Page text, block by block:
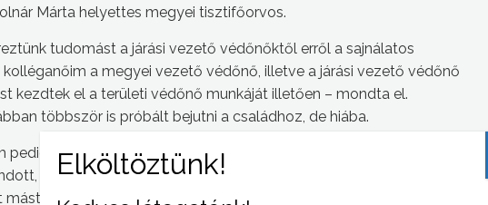
Márta helyettes megyei tisztifőorvos.
tudomást a járási vezető védőnőktől erről a sajnálatos
a megyei vezető védőnő, illetve a járási vezető védőnő
kezdtek el a területi védőnő munkáját illetően – mondta el.
többször is próbált bejutni a családhoz, de hiába.
pedig a gyermek születése után nem vette igénybe a védőnői
illetve visszautasította azt a védőnő többszöri próbálkozása
ezt dokumentálta, illetve a hivatalos jelzőrendszeren keresztül,